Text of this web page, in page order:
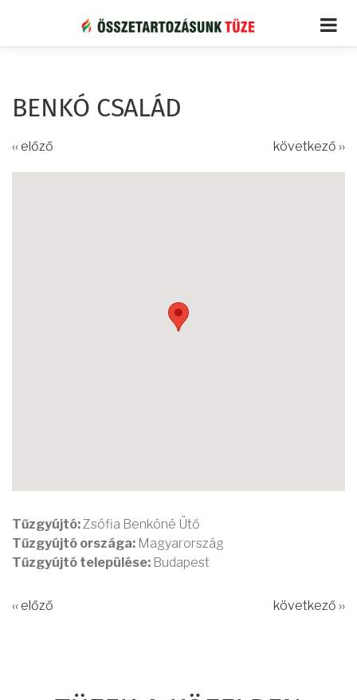
tartalomra
BENKÓ CSALÁD
‹‹ előző következő ››
Tűzgyújtó:Zsófia Benkóné Ütő
Tűzgyújtó országa: Magyarország
Tűzgyújtó települése: Budapest
‹‹ előző következő ››